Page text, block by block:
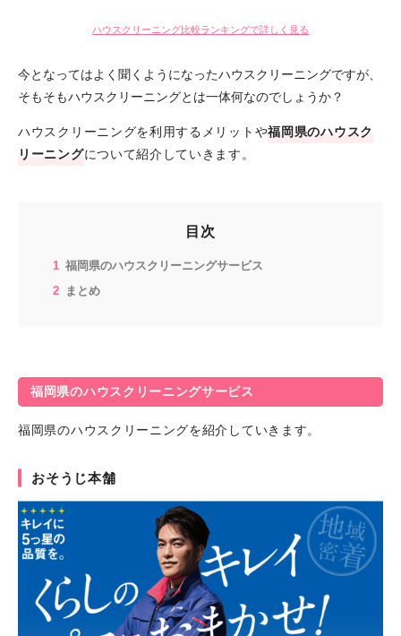
ハウスクリーニング比較ランキングで詳しく見る
今となってはよく聞くようになったハウスクリーニングですが、
そもそもハウスクリーニングとは一体何なのでしょうか？
ハウスクリーニングを利用するメリットや福岡県のハウスク
リーニングについて紹介していきます。
目次
福岡県のハウスクリーニングサービス
まとめ
福岡県のハウスクリーニングサービス
福岡県のハウスクリーニングを紹介していきます。
おそうじ本舗